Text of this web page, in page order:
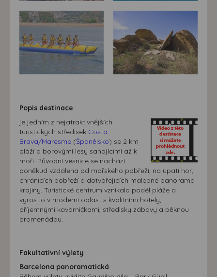
Popis destinace
je jedním z nejatraktivnějších
turistických středisek Costa
Brava/Maresme (Španělsko) se 2 km
pláží a borovými lesy sahajícími až k
moři. Původní vesnice se nachází
poněkud vzdálena od mořského pobřeží, na úpatí hor,
chránících pobřeží a dotvářejících malebné panorama
krajiny. Turistické centrum vznikalo podél pláže a
vyrostlo v moderní oblast s kvalitními hotely,
příjemnými kavárničkami, středisky zábavy a pěknou
promenádou.
Fakultativní výlety
Barcelona panoramatická